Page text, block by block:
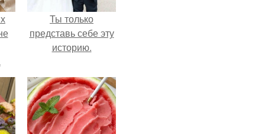
Ты только
представь себе эту
историю.